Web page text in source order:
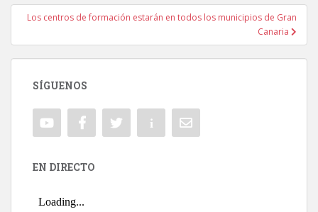
Los centros de formación estarán en todos los municipios de Gran
Canaria
SÍGUENOS
EN DIRECTO